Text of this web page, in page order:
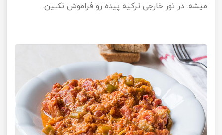
میشه. در تور خارجی ترکیه پیده رو فراموش نکنین.